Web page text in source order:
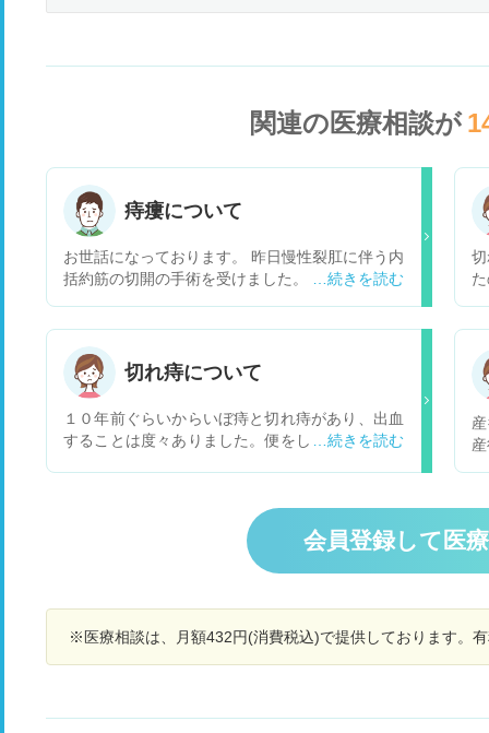
関連の医療相談が
痔瘻について
お世話になっております。 昨日慢性裂肛に伴う内
括約筋の切開の手術を受けました。 その際、元々
下痔瘻は通常の痔瘻と異なり、裂肛が元でなるの
でしょうか？ それの手術がもとで、肛門の縁に豆
みたいな腫れ物ができました。 この腫れ物は痔瘻
になるのでしょうか？ それとも手術後の腫れ物で
様子見でいいですか？ 担当医からそのうち腫れは
小さくなると言われました。 宜しくお願い致しま
す
切
て
が
4
切れ痔について
１０年前ぐらいからいぼ痔と切れ痔があり、出血
することは度々ありました。便をしていてきれた
気がしますがトイレットペーパーに血がついてい
るときがありますが切れ痔ではこういう症状はふ
会員登録して医
※医療相談は、月額432円(消費税込)で提供しております。